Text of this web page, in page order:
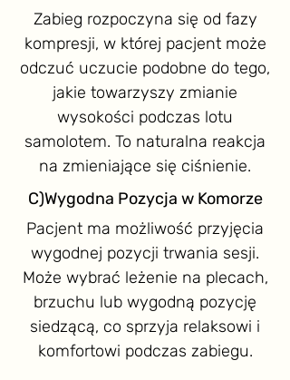
Zabieg rozpoczyna się od fazy
kompresji, w której pacjent może
odczuć uczucie podobne do tego,
jakie towarzyszy zmianie
wysokości podczas lotu
samolotem. To naturalna reakcja
na zmieniające się ciśnienie.
C)Wygodna Pozycja w Komorze
Pacjent ma możliwość przyjęcia
wygodnej pozycji trwania sesji.
Może wybrać leżenie na plecach,
brzuchu lub wygodną pozycję
siedzącą, co sprzyja relaksowi i
komfortowi podczas zabiegu.